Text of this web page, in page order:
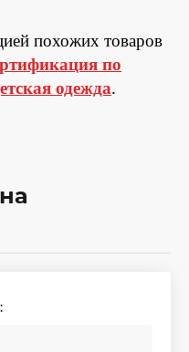
похожих товаров
по
одежда.